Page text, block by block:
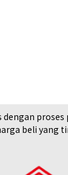
beli yang